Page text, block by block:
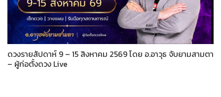
ดวงรายสัปดาห์ 9 – 15 สิงหาคม 2569 โดย อ.อาวุธ จับยามสามตา
– ผู้ก่อตั้งดวง Live